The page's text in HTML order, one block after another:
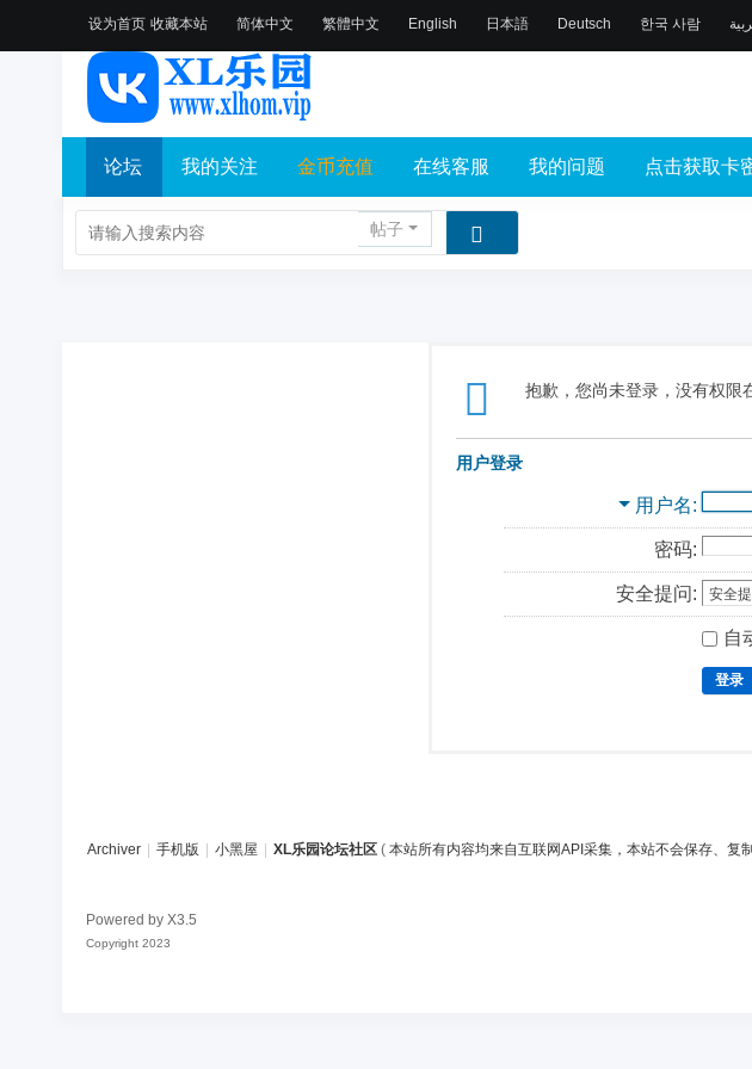
设为首页 收藏本站 简体中文 繁體中文 English 日本語 Deutsch 한국 사람
论坛 我的关注 金币充值 在线客服 我的问题 点击获取卡
帖子
抱歉，您尚未登录，没有权限
用户登录
用户名
密码:
安全提问:
自
登录
Archiver 手机版 小黑屋 XL乐园论坛社区 ( 本站所有内容均来自互联网API采集，本站不会保存、
Powered by X3.5
Copyright 2023